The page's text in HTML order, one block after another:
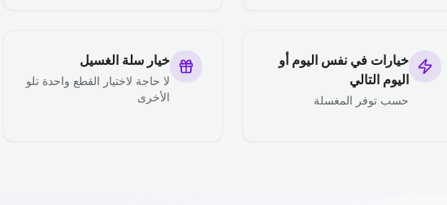
خيارات في نفس اليوم أو
اليوم التالي
حسب توفر المغسلة
خيار سلة الغسيل
لا حاجة لاختيار القطع واحدة تلو
الأخرى